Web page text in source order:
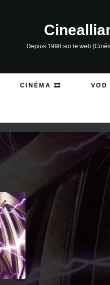
Depuis 1998 sur le web
CINÉMA 🎞️ VOD